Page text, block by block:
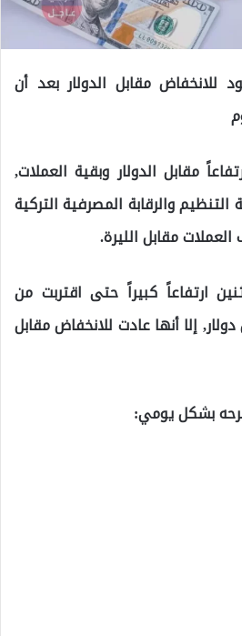
للانخفاض مقابل الدولار بعد أن
مقابل الدولار وبقية العملات,
والرقابة المصرفية التركية
ارتفاعاً كبيراً حتى اقتربت من
ليرة لكل دولار, إلا أنها عادت للانخفاض مقابل
بشكل يومي: